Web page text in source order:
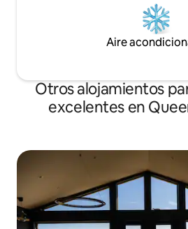
Aire
Otros alojamientos
excelentes en